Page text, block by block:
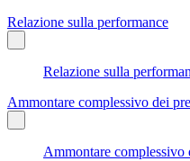
Relazione sulla performance
Relazione sulla
Ammontare complessivo dei
Ammontare